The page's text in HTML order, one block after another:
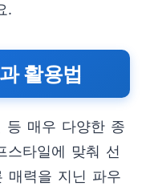
.
활용법
등 매우 다양한 종
스타일에 맞춰 선
매력을 지닌 파우